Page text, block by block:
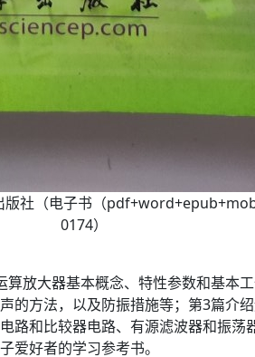
版社（电子书（
0174）
放大器基本概念、特性参数和基本
的方法，以及防振措施等；第3篇介
路和比较器电路、有源滤波器和振
爱好者的学习参考书。